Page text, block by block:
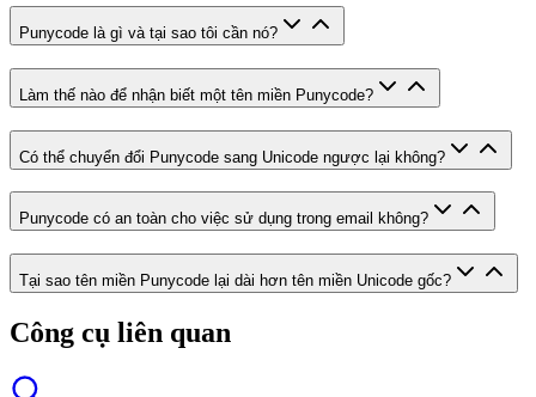
Punycode là gì và tại sao tôi cần nó?
Làm thế nào để nhận biết một tên miền Punycode?
Có thể chuyển đổi Punycode sang Unicode ngược lại không?
Punycode có an toàn cho việc sử dụng trong email không?
Tại sao tên miền Punycode lại dài hơn tên miền Unicode gốc?
Công cụ liên quan